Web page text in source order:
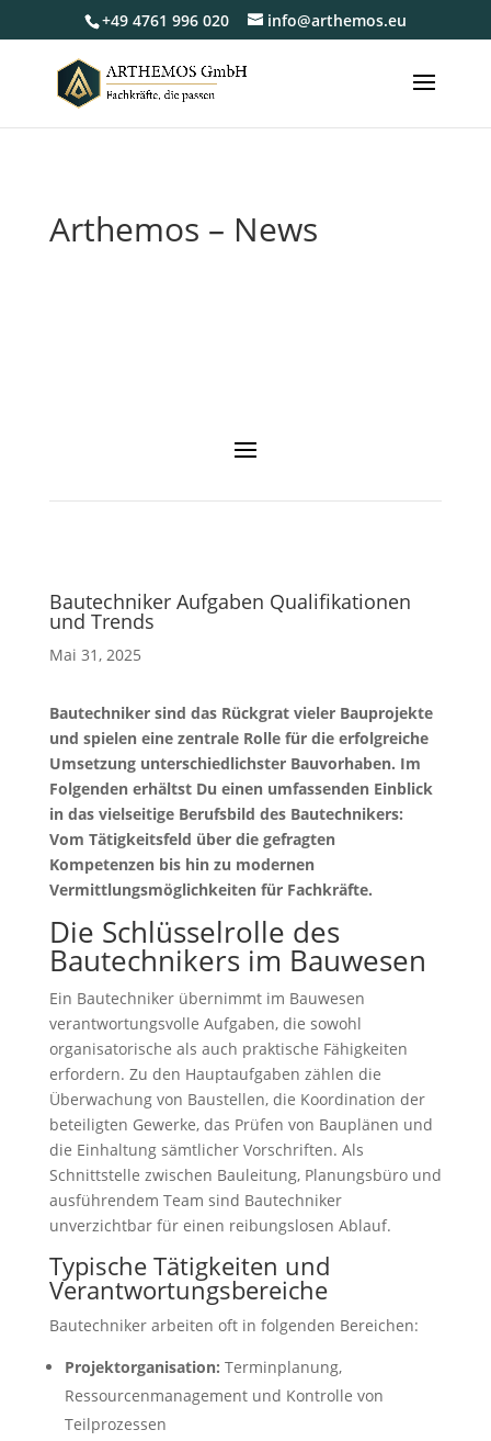
+49 4761 996 020 info@arthemos.eu
Arthemos – News
Bautechniker Aufgaben Qualifikationen
und Trends
Mai 31, 2025
Bautechniker sind das Rückgrat vieler Bauprojekte
und spielen eine zentrale Rolle für die erfolgreiche
Umsetzung unterschiedlichster Bauvorhaben. Im
Folgenden erhältst Du einen umfassenden Einblick
in das vielseitige Berufsbild des Bautechnikers:
Vom Tätigkeitsfeld über die gefragten
Kompetenzen bis hin zu modernen
Vermittlungsmöglichkeiten für Fachkräfte.
Die Schlüsselrolle des
Bautechnikers im Bauwesen
Ein Bautechniker übernimmt im Bauwesen
verantwortungsvolle Aufgaben, die sowohl
organisatorische als auch praktische Fähigkeiten
erfordern. Zu den Hauptaufgaben zählen die
Überwachung von Baustellen, die Koordination der
beteiligten Gewerke, das Prüfen von Bauplänen und
die Einhaltung sämtlicher Vorschriften. Als
Schnittstelle zwischen Bauleitung, Planungsbüro und
ausführendem Team sind Bautechniker
unverzichtbar für einen reibungslosen Ablauf.
Typische Tätigkeiten und
Verantwortungsbereiche
Bautechniker arbeiten oft in folgenden Bereichen:
Projektorganisation: Terminplanung,
Ressourcenmanagement und Kontrolle von
Teilprozessen